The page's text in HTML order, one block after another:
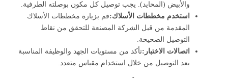
والأبيض (المحايد). يجب توصيل كل مكون بوصلته الطرفية.
استخدم مخططات الأسلاك:قم بزيارة مخططات الأسلاك
المقدمة من قبل الشركة المصنعة للتحقق من نقاط
التوصيل الصحيحة.
اتصالات الاختبار:تأكد من مستويات الجهد والوظيفة المناسبة
بعد التوصيل من خلال استخدام مقياس متعدد.